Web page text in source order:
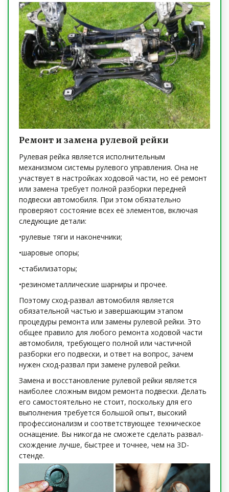
Ремонт и замена рулевой рейки
Рулевая рейка является исполнительным
механизмом системы рулевого управления. Она не
участвует в настройках ходовой части, но её ремонт
или замена требует полной разборки передней
подвески автомобиля. При этом обязательно
проверяют состояние всех её элементов, включая
следующие детали:
•рулевые тяги и наконечники;
•шаровые опоры;
•стабилизаторы;
•резинометаллические шарниры и прочее.
Поэтому сход-развал автомобиля является
обязательной частью и завершающим этапом
процедуры ремонта или замены рулевой рейки. Это
общее правило для любого ремонта ходовой части
автомобиля, требующего полной или частичной
разборки его подвески, и ответ на вопрос, зачем
нужен сход-развал при замене рулевой рейки.
Замена и восстановление рулевой рейки является
наиболее сложным видом ремонта подвески. Делать
его самостоятельно не стоит, поскольку для его
выполнения требуется большой опыт, высокий
профессионализм и соответствующее техническое
оснащение. Вы никогда не сможете сделать развал-
схождение лучше, быстрее и точнее, чем на 3D-
стенде.